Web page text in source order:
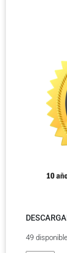
49